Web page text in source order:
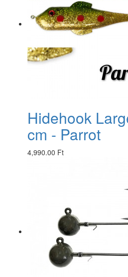
Hidehook
cm - Parrot
4,990.00 Ft